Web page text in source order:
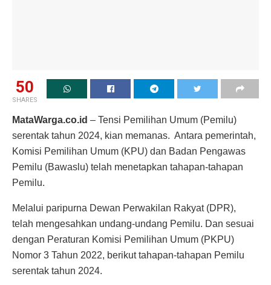
50
SHARES
MataWarga.co.id – Tensi Pemilihan Umum (Pemilu)
serentak tahun 2024, kian memanas. Antara pemerintah,
Komisi Pemilihan Umum (KPU) dan Badan Pengawas
Pemilu (Bawaslu) telah menetapkan tahapan-tahapan
Pemilu.
Melalui paripurna Dewan Perwakilan Rakyat (DPR),
telah mengesahkan undang-undang Pemilu. Dan sesuai
dengan Peraturan Komisi Pemilihan Umum (PKPU)
Nomor 3 Tahun 2022, berikut tahapan-tahapan Pemilu
serentak tahun 2024.